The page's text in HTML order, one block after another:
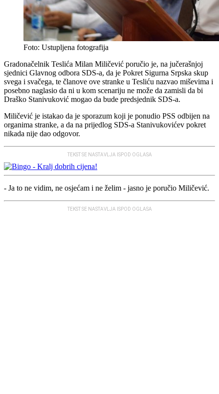
Foto: Ustupljena fotografija
Gradonačelnik Teslića Milan Miličević poručio je, na jučerašnjoj
sjednici Glavnog odbora SDS-a, da je Pokret Sigurna Srpska skup
svega i svačega, te članove ove stranke u Tesliću nazvao miševima i
posebno naglasio da ni u kom scenariju ne može da zamisli da bi
Draško Stanivuković mogao da bude predsjednik SDS-a.
Miličević je istakao da je sporazum koji je ponudio PSS odbijen na
organima stranke, a da na prijedlog SDS-a Stanivukovićev pokret
nikada nije dao odgovor.
TEKST SE NASTAVLJA ISPOD OGLASA
- Јa to ne vidim, ne osjećam i ne želim - jasno je poručio Miličević.
TEKST SE NASTAVLJA ISPOD OGLASA